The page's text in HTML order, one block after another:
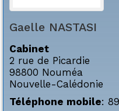
Gaelle NASTASI
Cabinet
2 rue de Picardie
98800 Nouméa
Nouvelle-Calédonie
Téléphone mobile: